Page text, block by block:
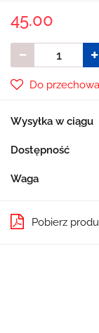
45.00
Do
Wysyłka w ciągu
Dostępność
Waga
Pobierz